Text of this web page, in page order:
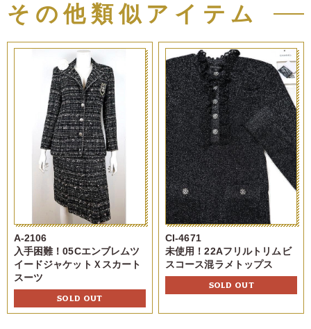
その他類似アイテム
A-2106
入手困難！05Cエンブレムツ
イードジャケットＸスカート
スーツ
SOLD OUT
CI-4671
未使用！22Aフリルトリムビ
スコース混ラメトップス
SOLD OUT